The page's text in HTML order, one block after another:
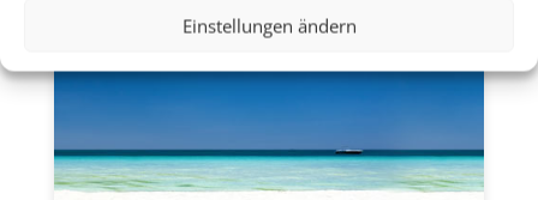
Einstellungen ändern